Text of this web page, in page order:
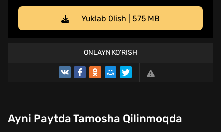
Yuklab Olish | 575 MB
ONLAYN KO'RISH
Ayni Paytda Tamosha Qilinmoqda